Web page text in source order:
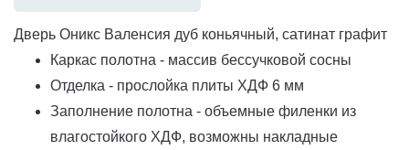
Дверь Оникс Валенсия дуб коньячный, сатинат графит
Каркас полотна - массив бессучковой сосны
Отделка - прослойка плиты ХДФ 6 мм
Заполнение полотна - объемные филенки из
влагостойкого ХДФ, возможны накладные